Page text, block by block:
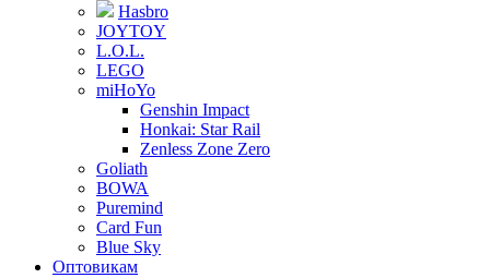
Hasbro
JOYTOY
L.O.L.
LEGO
miHoYo
Genshin Impact
Honkai: Star Rail
Zenless Zone Zero
Goliath
BOWA
Puremind
Card Fun
Blue Sky
Оптовикам